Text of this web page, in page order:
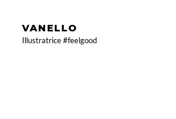
VANELLO
Illustratrice #feelgood